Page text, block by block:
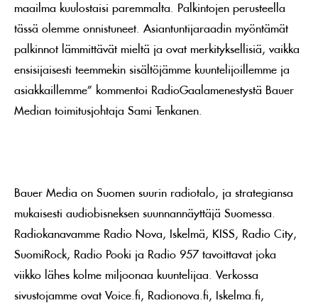
maailma kuulostaisi paremmalta. Palkintojen perusteella
tässä olemme onnistuneet. Asiantuntijaraadin myöntämät
palkinnot lämmittävät mieltä ja ovat merkityksellisiä, vaikka
ensisijaisesti teemmekin sisältöjämme kuuntelijoillemme ja
asiakkaillemme” kommentoi RadioGaalamenestystä Bauer
Median toimitusjohtaja Sami Tenkanen.
Bauer Media on Suomen suurin radiotalo, ja strategiansa
mukaisesti audiobisneksen suunnannäyttäjä Suomessa.
Radiokanavamme Radio Nova, Iskelmä, KISS, Radio City,
SuomiRock, Radio Pooki ja Radio 957 tavoittavat joka
viikko lähes kolme miljoonaa kuuntelijaa. Verkossa
sivustojamme ovat Voice.fi, Radionova.fi, Iskelma.fi,